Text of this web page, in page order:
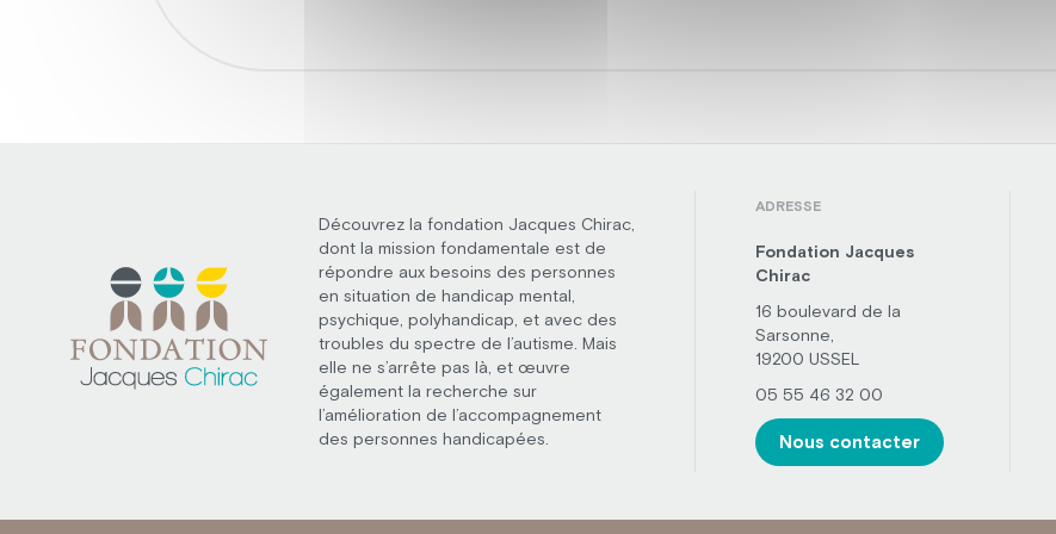
Découvrez la fondation Jacques Chirac,
dont la mission fondamentale est de
répondre aux besoins des personnes
en situation de handicap mental,
psychique, polyhandicap, et avec des
troubles du spectre de l’autisme. Mais
elle ne s’arrête pas là, et œuvre
également la recherche sur
l’amélioration de l’accompagnement
des personnes handicapées.
ADRESSE
Fondation Jacques
Chirac
16 boulevard de la
Sarsonne,
19200 USSEL
05 55 46 32 00
Nous contacter